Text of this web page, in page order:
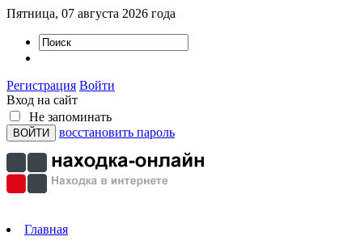
Пятница, 07 августа 2026 года
Регистрация Войти
Вход на сайт
Не запоминать
восстановить пароль
Главная